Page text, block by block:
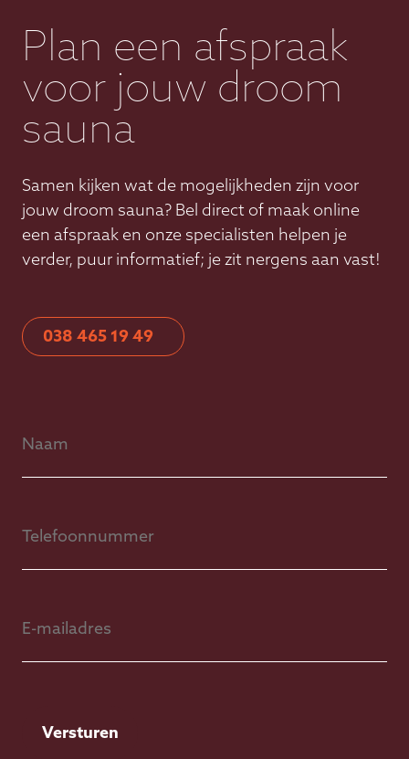
Plan een afspraak
voor jouw droom
sauna
Samen kijken wat de mogelijkheden zijn voor
jouw droom sauna? Bel direct of maak online
een afspraak en onze specialisten helpen je
verder, puur informatief; je zit nergens aan vast!
038 465 19 49
mailadres